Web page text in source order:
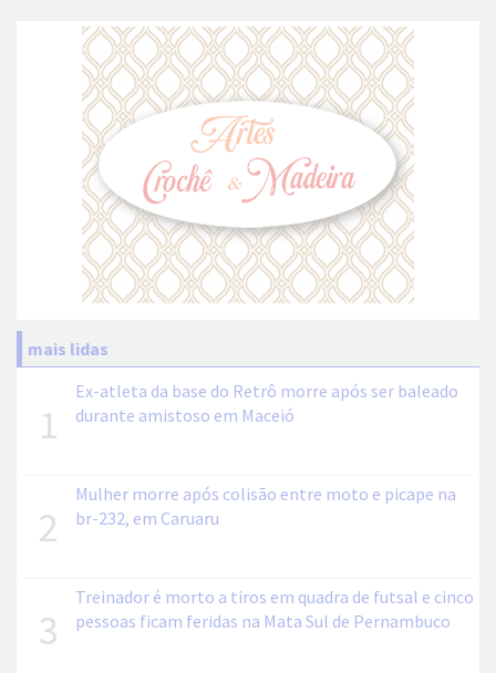
mais lidas
1
Ex-atleta da base do Retrô morre após ser baleado
durante amistoso em Maceió
2
Mulher morre após colisão entre moto e picape na
br-232, em Caruaru
3
Treinador é morto a tiros em quadra de futsal e cinco
pessoas ficam feridas na Mata Sul de Pernambuco